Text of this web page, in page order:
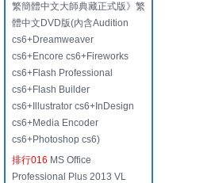
繁簡體中文大師典藏正式版》繁
體中文DVD版(內含Audition
cs6+Dreamweaver
cs6+Encore cs6+Fireworks
cs6+Flash Professional
cs6+Flash Builder
cs6+Illustrator cs6+InDesign
cs6+Media Encoder
cs6+Photoshop cs6)
排行016 MS Office
Professional Plus 2013 VL